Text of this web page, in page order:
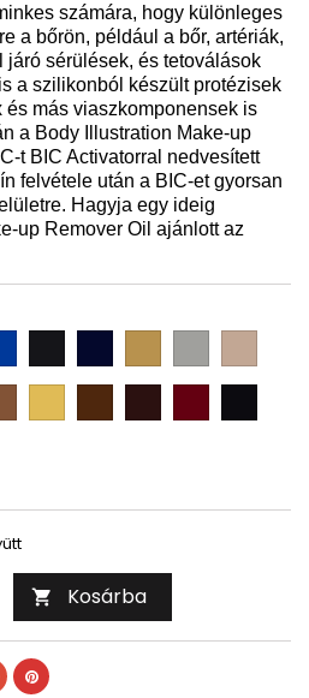
számára, hogy különleges
a bőrön, például a bőr, artériák,
sérülések, és tetoválások
a szilikonból készült protézisek
és más viaszkomponensek is
a Body Illustration Make-up
t BIC Activatorral nedvesített
felvétele után a BIC-et gyorsan
Hagyja egy ideig
up Remover Oil ajánlott az
w
blue
 Kosárba